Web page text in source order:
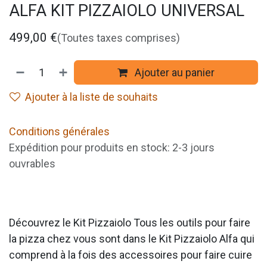
ALFA KIT PIZZAIOLO UNIVERSAL
499,00 €(Toutes taxes comprises)
Ajouter au panier
Ajouter à la liste de souhaits
Conditions générales
Expédition pour produits en stock: 2-3 jours
ouvrables
Découvrez le Kit Pizzaiolo Tous les outils pour faire
la pizza chez vous sont dans le Kit Pizzaiolo Alfa qui
comprend à la fois des accessoires pour faire cuire